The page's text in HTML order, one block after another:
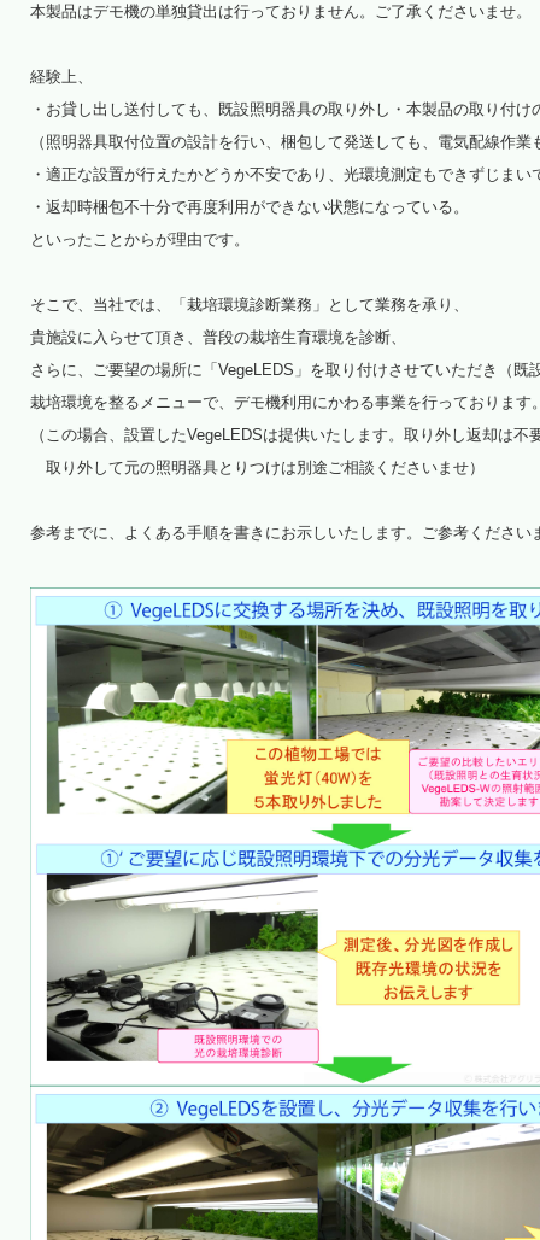
本製品はデモ機の単独貸出は行っておりません。ご了承くださいませ。
経験上、
・お貸し出し送付しても、既設照明器具の取り外し・本製品の取り付
（照明器具取付位置の設計を行い、梱包して発送しても、電気配線作
・適正な設置が行えたかどうか不安であり、光環境測定もできずじま
・返却時梱包不十分で再度利用ができない状態になっている。
といったことからが理由です。
そこで、当社では、「栽培環境診断業務」として業務を承り、
貴施設に入らせて頂き、普段の栽培生育環境を診断、
さらに、ご要望の場所に「VegeLEDS」を取り付けさせていただき（既
栽培環境を整るメニューで、デモ機利用にかわる事業を行っております
（この場合、設置したVegeLEDSは提供いたします。取り外し返却は不
取り外して元の照明器具とりつけは別途ご相談くださいませ）
参考までに、よくある手順を書きにお示しいたします。ご参考ください